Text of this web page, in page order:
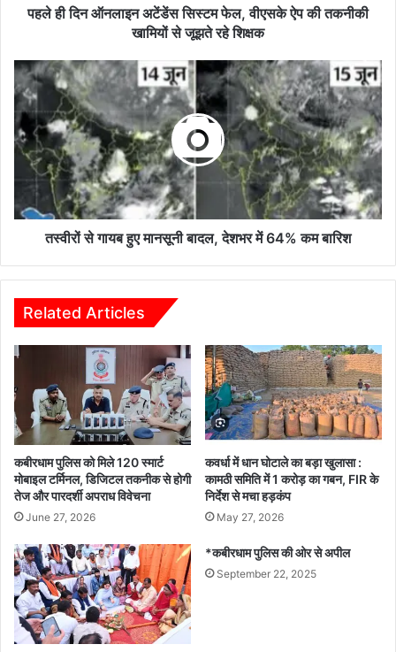
से
जूझते
रहे
शिक्षक
पहले ही दिन ऑनलाइन अटेंडेंस सिस्टम फेल, वीएसके ऐप की तकनीकी
खामियों से जूझते रहे शिक्षक
तस्वीरों
से
गायब
हुए
मानसूनी
बादल,
देशभर
64%
तस्वीरों से गायब हुए मानसूनी बादल, देशभर में 64% कम बारिश
Related Articles
कबीरधाम पुलिस को मिले 120 स्मार्ट
मोबाइल टर्मिनल, डिजिटल तकनीक से होगी
तेज और पारदर्शी अपराध विवेचना
June 27, 2026
कवर्धा में धान घोटाले का बड़ा खुलासा :
कामठी समिति में 1 करोड़ का गबन, FIR के
निर्देश से मचा हड़कंप
May 27, 2026
*कबीरधाम पुलिस की ओर से अपील
September 22, 2025